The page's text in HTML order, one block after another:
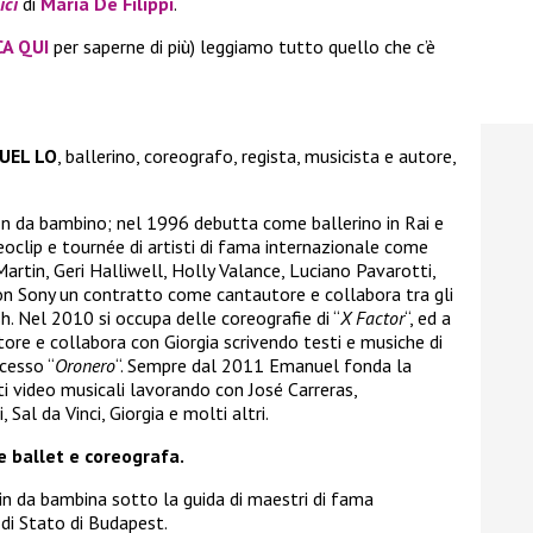
QUI per saperne di più) leggiamo tutto quello che c’è
LO , ballerino, coreografo, regista, musicista e autore,
da bambino; nel 1996 debutta come ballerino in Rai e
e tournée di artisti di fama internazionale come
Geri Halliwell, Holly Valance, Luciano Pavarotti,
Sony un contratto come cantautore e collabora tra gli
Nel 2010 si occupa delle coreografie di “X Factor“, ed a
e collabora con Giorgia scrivendo testi e musiche di
“Oronero“. Sempre dal 2011 Emanuel fonda la
musicali lavorando con José Carreras,
Sal da Vinci, Giorgia e molti altri.
ballet e coreografa.
da bambina sotto la guida di maestri di fama
Stato di Budapest.